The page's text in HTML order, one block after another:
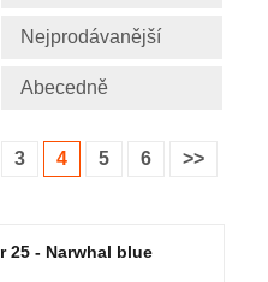
Nejprodávanější
Abecedně
3 4 5 6 >>
25 - Narwhal blue